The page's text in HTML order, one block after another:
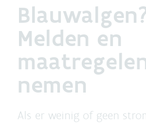
Melden en
nemen
Als er weinig of geen